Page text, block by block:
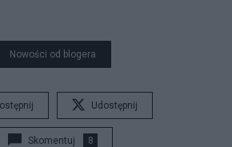
Nowości od blogera
Udostępnij
Skomentuj 8